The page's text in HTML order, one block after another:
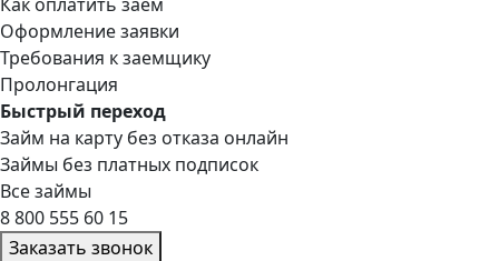
Оформление заявки
Требования к заемщику
Пролонгация
Быстрый переход
Займ на карту без отказа онлайн
Займы без платных подписок
Все займы
8 800 555 60 15
Заказать звонок